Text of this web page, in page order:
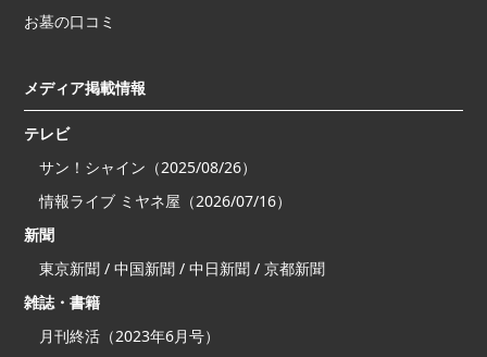
お墓の口コミ
メディア掲載情報
テレビ
サン！シャイン（2025/08/26）
情報ライブ ミヤネ屋（2026/07/16）
新聞
東京新聞 / 中国新聞 / 中日新聞 / 京都新聞
雑誌・書籍
月刊終活（2023年6月号）